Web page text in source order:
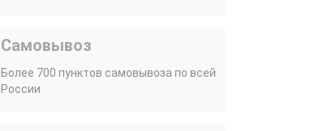
Самовывоз
Более 700 пунктов самовывоза по всей
России